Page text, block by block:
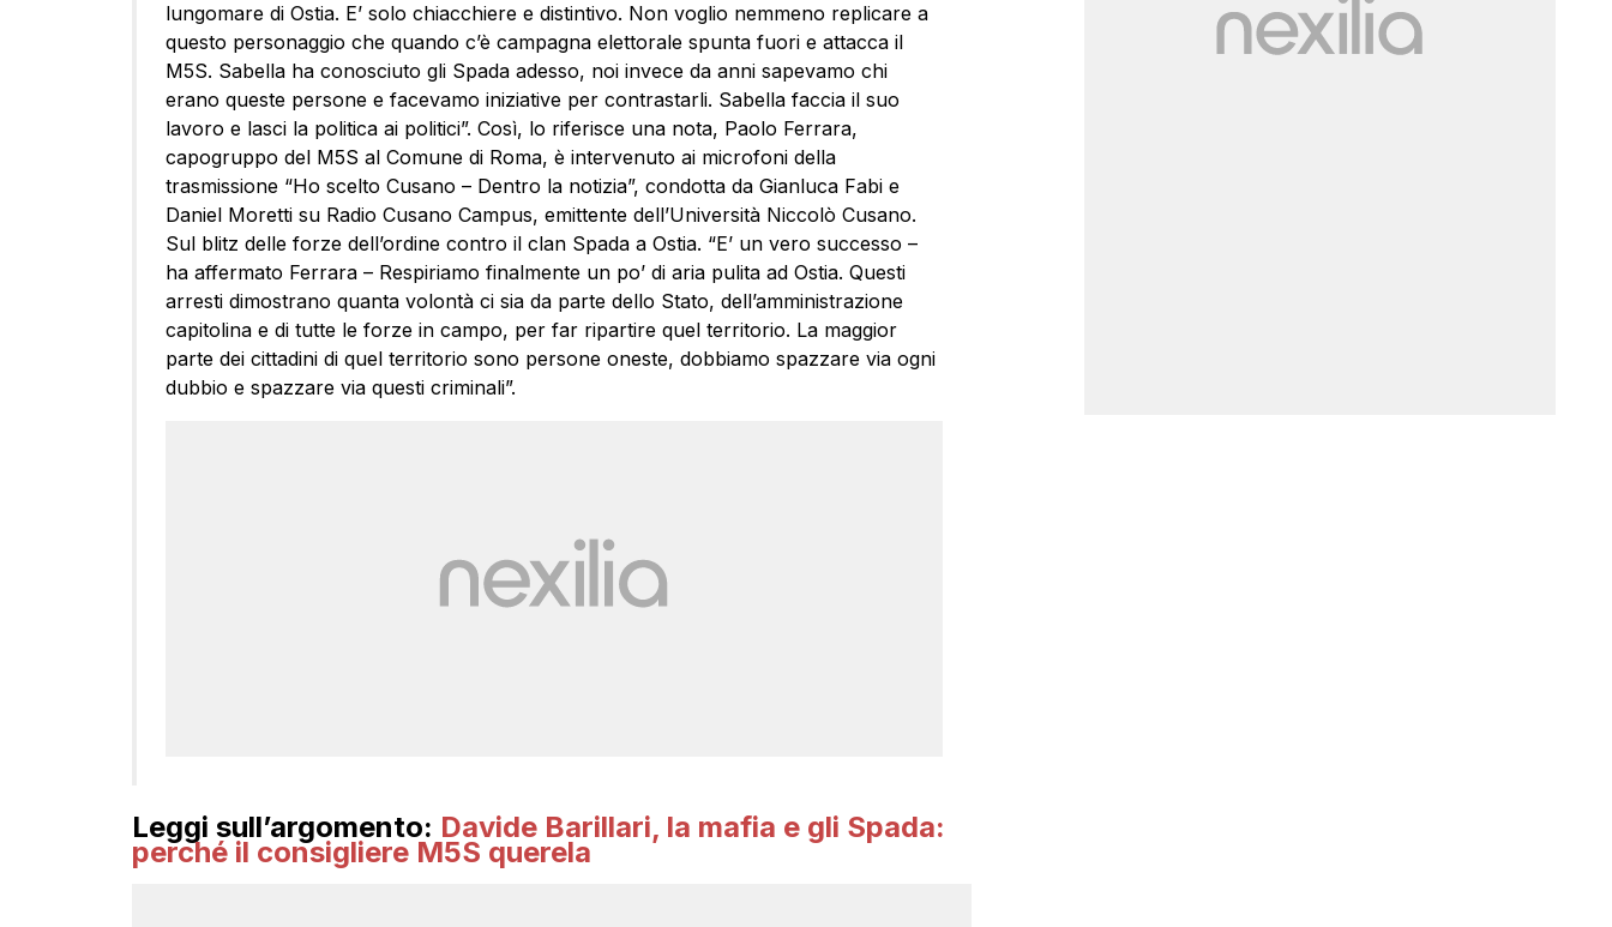
lungomare di Ostia. E’ solo chiacchiere e distintivo. Non voglio nemmeno replicare a
questo personaggio che quando c’è campagna elettorale spunta fuori e attacca il
M5S. Sabella ha conosciuto gli Spada adesso, noi invece da anni sapevamo chi
erano queste persone e facevamo iniziative per contrastarli. Sabella faccia il suo
lavoro e lasci la politica ai politici”. Così, lo riferisce una nota, Paolo Ferrara,
capogruppo del M5S al Comune di Roma, è intervenuto ai microfoni della
trasmissione “Ho scelto Cusano – Dentro la notizia”, condotta da Gianluca Fabi e
Daniel Moretti su Radio Cusano Campus, emittente dell’Università Niccolò Cusano.
Sul blitz delle forze dell’ordine contro il clan Spada a Ostia. “E’ un vero successo –
ha affermato Ferrara – Respiriamo finalmente un po’ di aria pulita ad Ostia. Questi
arresti dimostrano quanta volontà ci sia da parte dello Stato, dell’amministrazione
capitolina e di tutte le forze in campo, per far ripartire quel territorio. La maggior
parte dei cittadini di quel territorio sono persone oneste, dobbiamo spazzare via ogni
dubbio e spazzare via questi criminali”.
Leggi sull’argomento: Davide Barillari, la mafia e gli Spada:
perché il consigliere M5S querela